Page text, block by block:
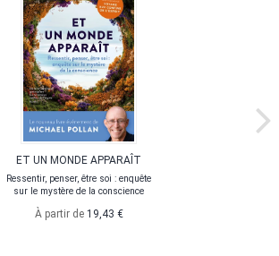
ET UN MONDE APPARAÎT
Ressentir, penser, être soi : enquête
sur le mystère de la conscience
À partir de 19,43 €